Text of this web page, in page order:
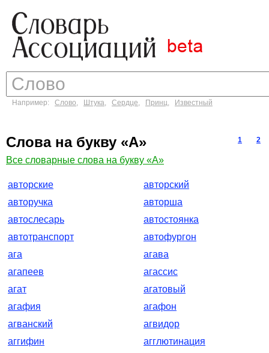
Например: Слово, Штука, Сердце, Принц, Известный
Слова на букву «А» 1 2
Все словарные слова на букву «А»
авторские
авторский
авторучка
авторша
автослесарь
автостоянка
автотранспорт
автофургон
ага
агава
агапеев
агассис
агат
агатовый
агафия
агафон
агванский
агвидор
аггифин
агглютинация